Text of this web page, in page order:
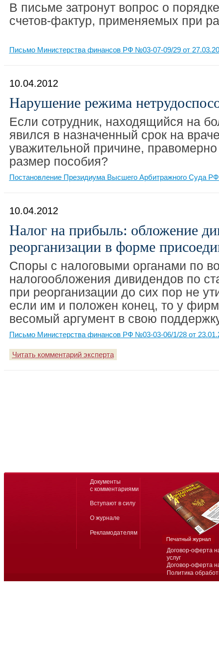
В письме затронут вопрос о
счетов-фактур, применяемых при
Письмо Министерства финансов РФ №03-07-09/29 от
10.04.2012
Нарушение режима
Если сотрудник, находящийся на
явился в назначенный срок на
уважительной причине,
размер пособия?
Постановление Президиума Высшего Арбитражного Суда
10.04.2012
Налог на прибыль: обложение
реорганизации в форме
Споры с налоговыми органами по
налогообложения дивидендов по
при реорганизации до сих пор не
если им и положен конец, то у
весомый аргумент в свою
Письмо Министерства финансов РФ №03-03-06/1/28 от
Читать комментарий эксперта
Договор-оферта
услуг
Договор-оферта
Политика
Документы
с комментариями
Вступают в силу
О журнале
Рекламодателям
Печатный журнал